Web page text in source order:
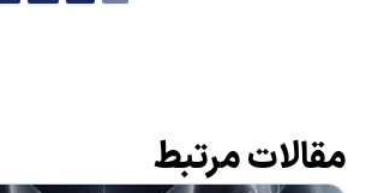
مقالات مرتبط